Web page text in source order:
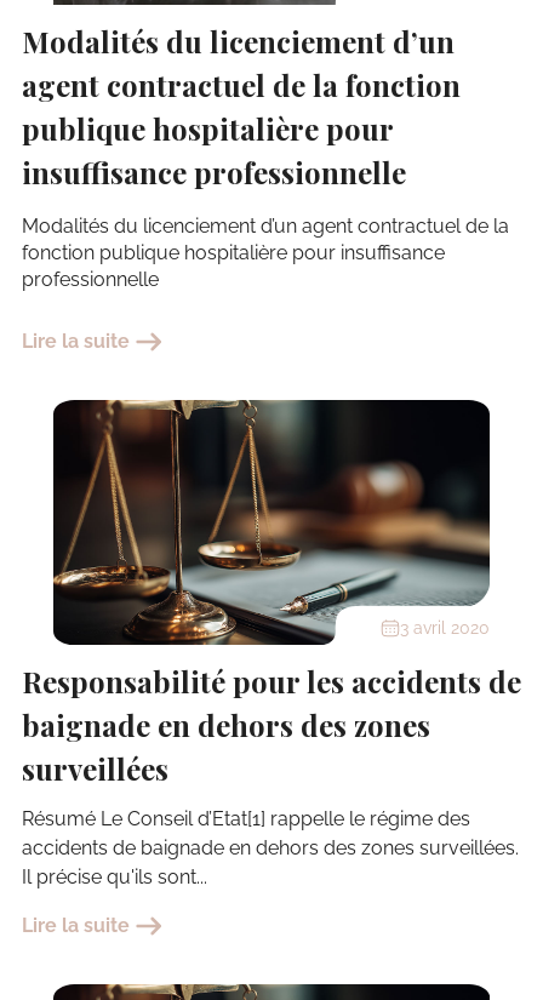
Modalités du licenciement d’un
agent contractuel de la fonction
publique hospitalière pour
insuffisance professionnelle
Modalités du licenciement d’un agent contractuel de la
fonction publique hospitalière pour insuffisance
professionnelle
Lire la suite
3 avril 2020
Responsabilité pour les accidents de
baignade en dehors des zones
surveillées
Résumé Le Conseil d’Etat[1] rappelle le régime des
accidents de baignade en dehors des zones surveillées.
Il précise qu'ils sont...
Lire la suite